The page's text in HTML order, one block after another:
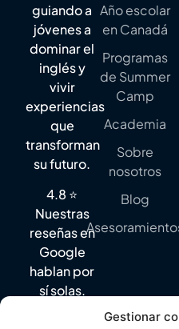
Gestionar
guiando a
jóvenes a
dominar el
inglés y
vivir
experiencias
que
transforman
su futuro.
4.8 ⭐
Nuestras
reseñas en
Google
hablan por
sí solas.
Año escolar
en Canadá
Programas
de Summer
Camp
Academia
Sobre
nosotros
Blog